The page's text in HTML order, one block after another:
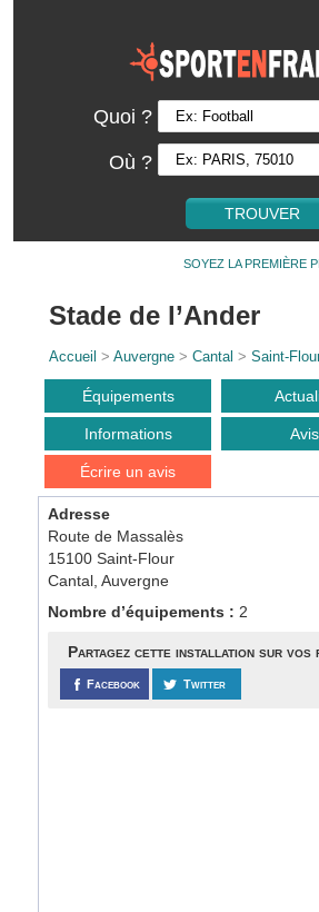
Quoi ?
Où ?
SOYEZ LA PREMIÈRE
Stade de l’Ander
Accueil >Auvergne >Cantal >Saint-
Équipements
Informations Avis
Écrire un avis
Adresse
Route de Massalès
15100 Saint-Flour
Cantal, Auvergne
Nombre d’équipements : 2
Partagez cette installation sur vos
Facebook Twitter